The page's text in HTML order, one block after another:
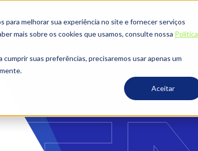
​​para melhorar sua experiência no site e fornecer serviços
mais sobre os cookies que usamos, consulte nossa Política
suas preferências, precisaremos usar apenas um
Aceitar